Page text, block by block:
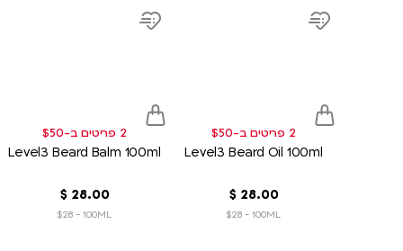
Add
2 פריטים ב-$50
Level3 Beard Balm 100ml
28.00
$
$28 - 100ML
Add
2 פריטים ב-$50
Level3 Beard Oil 100ml
28.00
$
$28 - 100ML